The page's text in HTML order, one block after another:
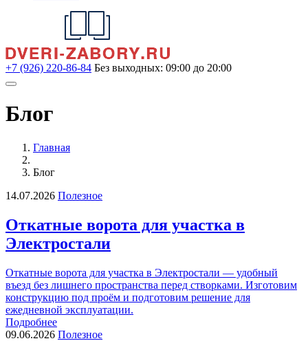
+7 (926) 220-86-84 Без выходных: 09:00 до 20:00
Блог
Главная
Блог
14.07.2026 Полезное
Откатные ворота для участка в
Электростали
Откатные ворота для участка в Электростали — удобный
въезд без лишнего пространства перед створками. Изготовим
конструкцию под проём и подготовим решение для
ежедневной эксплуатации.
Подробнее
09.06.2026 Полезное